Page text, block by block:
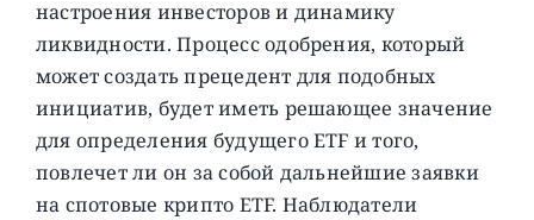
настроения инвесторов и динамику
ликвидности. Процесс одобрения, который
может создать прецедент для подобных
инициатив, будет иметь решающее значение
для определения будущего ETF и того,
повлечет ли он за собой дальнейшие заявки
на спотовые крипто ETF. Наблюдатели